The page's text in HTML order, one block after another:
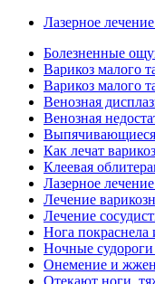
Лазерное
Болезненные
Варикоз малого
Варикоз малого
Венозная
Венозная
Как лечат варикоз
Клеевая
Лазерное
Лечение
Лечение
Нога покраснела
Ночные
Онемение и
Отекают ноги,